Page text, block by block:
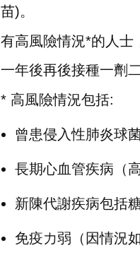
苗)。
有高風險情況*的人士
一年後再後接種一劑
* 高風險情況包括:
曾患侵入性肺炎球
長期心血管疾病（
新陳代謝疾病包括
免疫力弱（因情況